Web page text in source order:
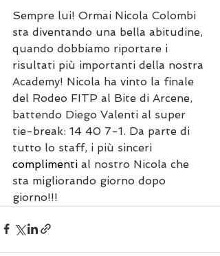
Sempre lui! Ormai Nicola Colombi
sta diventando una bella abitudine,
quando dobbiamo riportare i
risultati più importanti della nostra
Academy! Nicola ha vinto la finale
del Rodeo FITP al Bite di Arcene,
battendo Diego Valenti al super
tie-break: 14 40 7-1. Da parte di
tutto lo staff, i più sinceri
complimenti al nostro Nicola che
sta migliorando giorno dopo
giorno!!!